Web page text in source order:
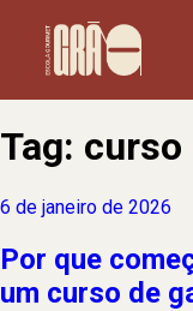
Tag: curso
6 de janeiro de 2026
Por que
um curso de